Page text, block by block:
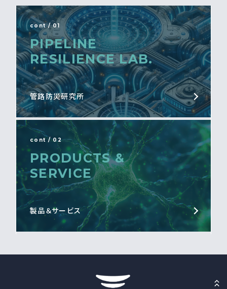
cont / 01
PIPELINE
RESILIENCE LAB.
管路防災研究所
cont / 02
PRODUCTS &
SERVICE
製品＆サービス